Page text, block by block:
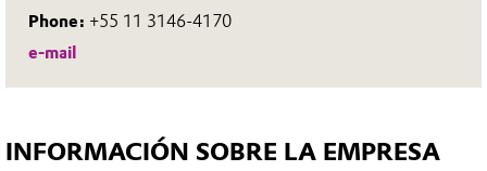
Phone: +55 11 3146-4170
e-mail
INFORMACIÓN SOBRE LA EMPRESA